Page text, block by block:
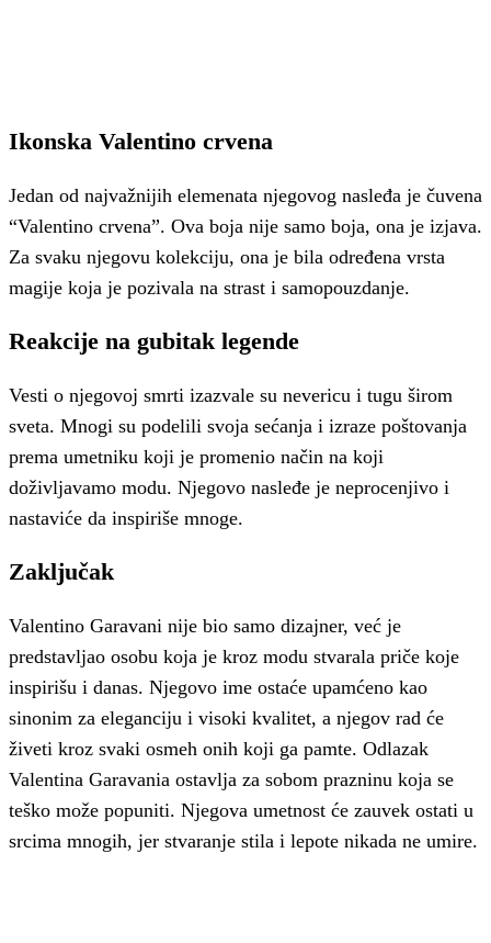
Ikonska Valentino crvena
Jedan od najvažnijih elemenata njegovog nasleđa je čuvena
“Valentino crvena”. Ova boja nije samo boja, ona je izjava.
Za svaku njegovu kolekciju, ona je bila određena vrsta
magije koja je pozivala na strast i samopouzdanje.
Reakcije na gubitak legende
Vesti o njegovoj smrti izazvale su nevericu i tugu širom
sveta. Mnogi su podelili svoja sećanja i izraze poštovanja
prema umetniku koji je promenio način na koji
doživljavamo modu. Njegovo nasleđe je neprocenjivo i
nastaviće da inspiriše mnoge.
Zaključak
Valentino Garavani nije bio samo dizajner, već je
predstavljao osobu koja je kroz modu stvarala priče koje
inspirišu i danas. Njegovo ime ostaće upamćeno kao
sinonim za eleganciju i visoki kvalitet, a njegov rad će
živeti kroz svaki osmeh onih koji ga pamte. Odlazak
Valentina Garavania ostavlja za sobom prazninu koja se
teško može popuniti. Njegova umetnost će zauvek ostati u
srcima mnogih, jer stvaranje stila i lepote nikada ne umire.